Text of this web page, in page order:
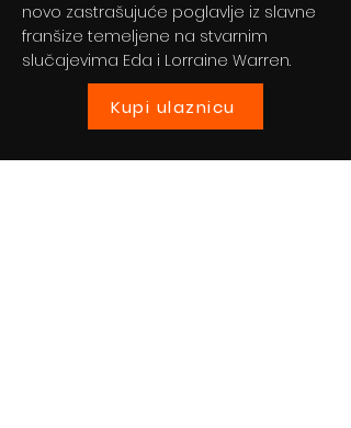
novo zastrašujuće poglavlje iz slavne
franšize temeljene na stvarnim
slučajevima Eda i Lorraine Warren.
Kupi ulaznicu